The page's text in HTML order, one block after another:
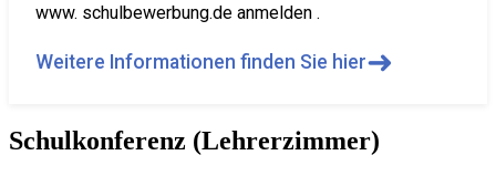
www. schulbewerbung.de anmelden .
Weitere Informationen finden Sie hier➜
Schulkonferenz (Lehrerzimmer)